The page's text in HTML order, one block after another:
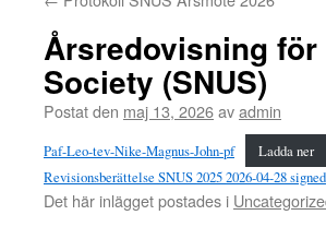
Årsredovisning
Society (SNUS)
Postat den maj 13, 2026avadmin
Paf-Leo-tev-Nike-Magnus-John-pf
Ladda ner
Revisionsberättelse SNUS 2025 2026-04-28 signed
Det här inlägget postades i